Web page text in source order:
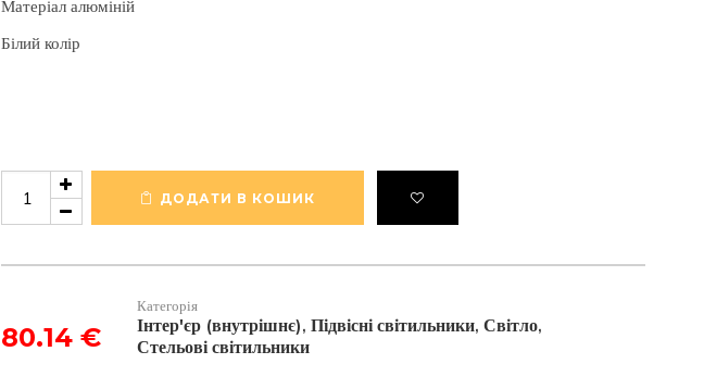
Матеріал алюміній
Білий колір
Трековий
світильник
Maxlight
кількість
ДОДАТИ В КОШИК
80.14 €
Категорія
Інтер'єр (внутрішнє), Підвісні світильники, Світло,
Стельові світильники